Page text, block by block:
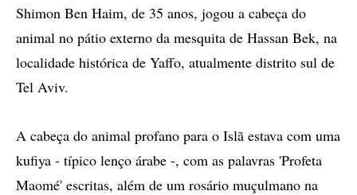
Shimon Ben Haim, de 35 anos, jogou a cabeça do
animal no pátio externo da mesquita de Hassan Bek, na
localidade histórica de Yaffo, atualmente distrito sul de
Tel Aviv.
A cabeça do animal profano para o Islã estava com uma
kufiya - típico lenço árabe -, com as palavras 'Profeta
Maomé' escritas, além de um rosário muçulmano na